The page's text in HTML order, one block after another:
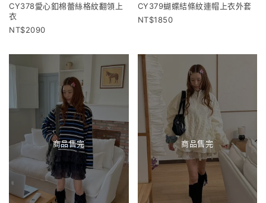
CY378愛心釦棉蕾絲格紋翻領上
衣
2090
CY379蝴蝶結條紋連帽上衣外套
1850
商品售完 商品售完